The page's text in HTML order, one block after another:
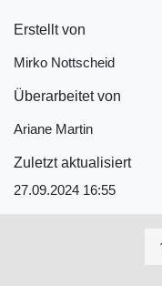
Erstellt von
Mirko Nottscheid
Überarbeitet von
Ariane Martin
Zuletzt aktualisiert
27.09.2024 16:55